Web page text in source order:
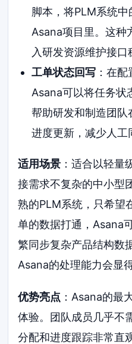
脚本，将PLM系统中
Asana项目里。这种
入研发资源维护接口
工单状态回写：在配
Asana可以将任务状
帮助研发和制造团队
进度更新，减少人工
适用场景 ：适合以轻量
接需求不复杂的中小型
熟的PLM系统，只希望
单的数据打通，Asana
繁同步复杂产品结构数
Asana的处理能力会显
优势亮点 ：Asana的最
体验。团队成员几乎不
分配和进度跟踪非常直